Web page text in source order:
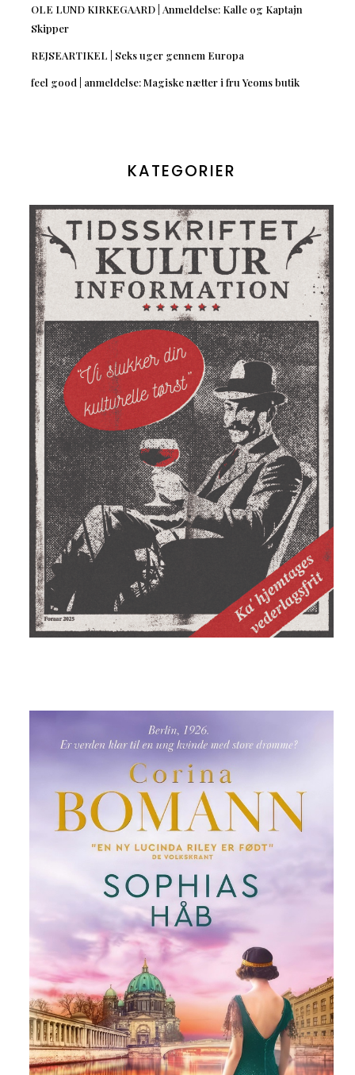
OLE LUND KIRKEGAARD | Anmeldelse: Kalle og Kaptajn
Skipper
REJSEARTIKEL | Seks uger gennem Europa
feel good | anmeldelse: Magiske nætter i fru Yeoms butik
KATEGORIER